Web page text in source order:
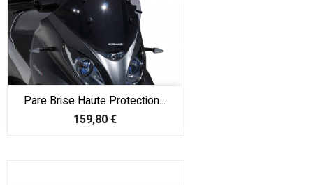
Pare Brise Haute Protection...
Prix
159,80 €